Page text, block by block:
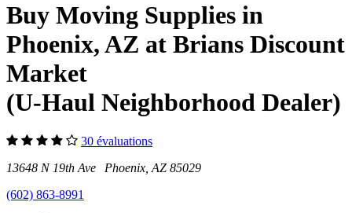
Buy Moving Supplies in
Phoenix, AZ at Brians Discount
Market
(U-Haul Neighborhood Dealer)
30 évaluations
13648 N 19th Ave Phoenix, AZ 85029
(602) 863-8991